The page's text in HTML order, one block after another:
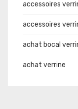
accessoires
accessoires
achat bocal
achat verrine